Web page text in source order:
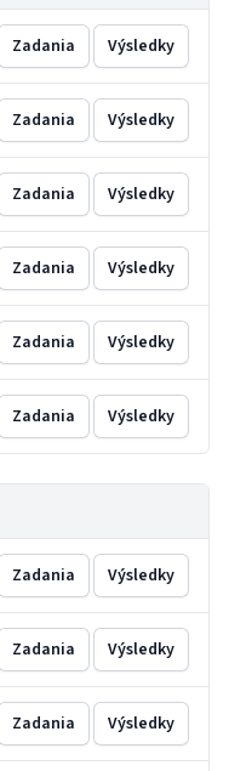
Zadania Výsledky
Zadania Výsledky
Zadania Výsledky
Zadania Výsledky
Zadania Výsledky
Zadania Výsledky
Zadania Výsledky
Zadania Výsledky
Zadania Výsledky